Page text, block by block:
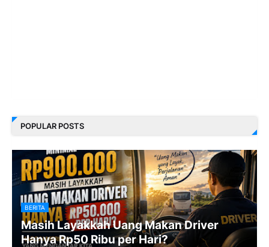
POPULAR POSTS
BERITA
Masih Layakkah Uang Makan Driver
Hanya Rp50 Ribu per Hari?